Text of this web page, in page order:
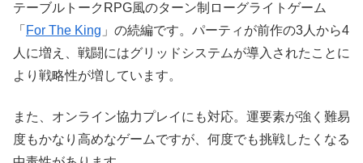
テーブルトークRPG風のターン制ローグライトゲーム
「 For The King 」の続編です。パーティが前作の3人から4
人に増え、戦闘にはグリッドシステムが導入されたことに
より戦略性が増しています。
また、オンライン協力プレイにも対応。運要素が強く難易
度もかなり高めなゲームですが、何度でも挑戦したくなる